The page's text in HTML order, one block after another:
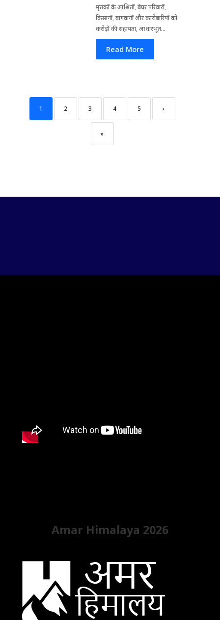
मृतकों के आश्रितों, बेघर परिवारों,
किसानों, बागवानों और कारोबारियों को
करोड़ों की सहायता, आधारभूत...
Read More
1 2 3 4 5 ›
»
Amar Himalaya 2026